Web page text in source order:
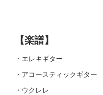
【楽譜】
・エレキギター
・アコースティックギター
・ウクレレ